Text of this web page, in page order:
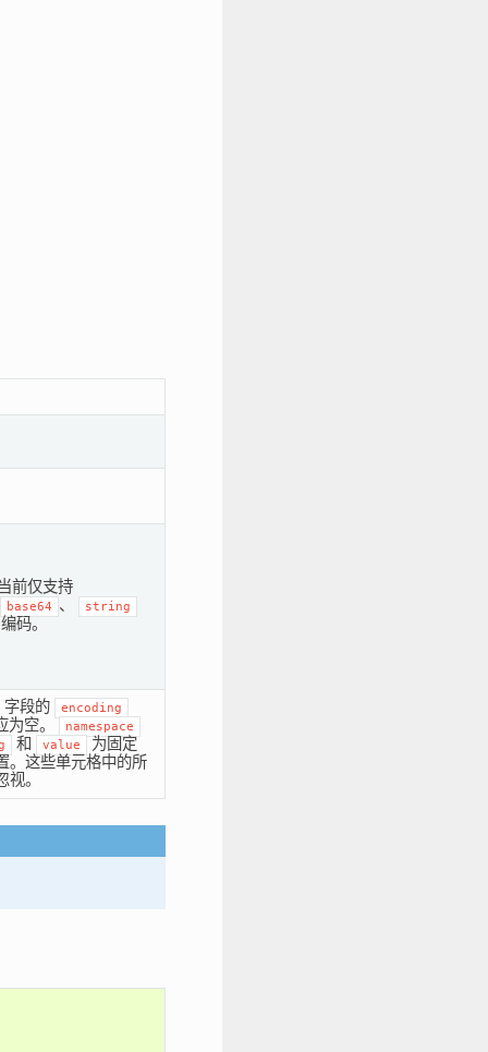
前仅支持
base64 、 string
码。
字段的 encoding
为空。
namespace
和 value
为固定
。这些单元格中的所
视。